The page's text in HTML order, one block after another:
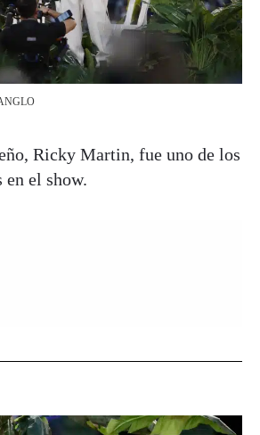
Ricky Martin, fue uno de los
el show.